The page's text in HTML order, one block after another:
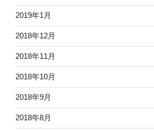
2019年1月
2018年12月
2018年11月
2018年10月
2018年9月
2018年8月